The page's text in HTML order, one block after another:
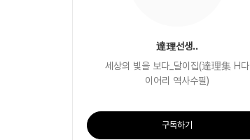
達理선생..
세상의 빛을 보다_달이집(達理集 H다
이어리 역사수필)
구독하기